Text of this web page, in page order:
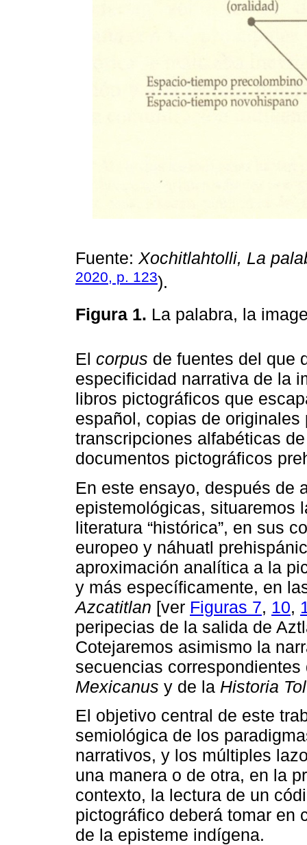
Fuente: Xochitlahtolli, La
2020, p. 123).
Figura 1. La palabra, la
El corpus de fuentes del que
especificidad narrativa de la
libros pictográficos que
español, copias de
transcripciones alfabéticas
documentos pictográficos
En este ensayo, después de
epistemológicas, situaremos
literatura “histórica”, en sus
europeo y náhuatl
aproximación analítica a la
y más específicamente, en
Azcatitlan [ver Figuras 7, 10,
peripecias de la salida de
Cotejaremos asimismo la
secuencias
Mexicanus y de la Historia
El objetivo central de este
semiológica de los
narrativos, y los múltiples
una manera o de otra, en la
contexto, la lectura de un
pictográfico deberá tomar en
de la episteme indígena.